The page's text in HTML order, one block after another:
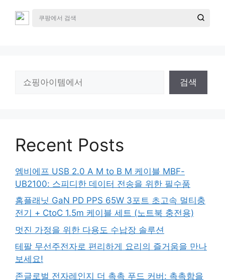
검색
Recent Posts
엠비에프 USB 2.0 A M to B M 케이블 MBF-
UB2100: 스피디한 데이터 전송을 위한 필수품
홈플래닛 GaN PD PPS 65W 3포트 초고속 멀티충
전기 + CtoC 1.5m 케이블 세트 (노트북 충전용)
멋진 가정을 위한 다용도 수납장 솔루션
테팔 무선주전자로 편리하게 요리의 즐거움을 만나
보세요!
존글로벌 전자레인지 더 촉촉 푸드 커버: 촉촉함을